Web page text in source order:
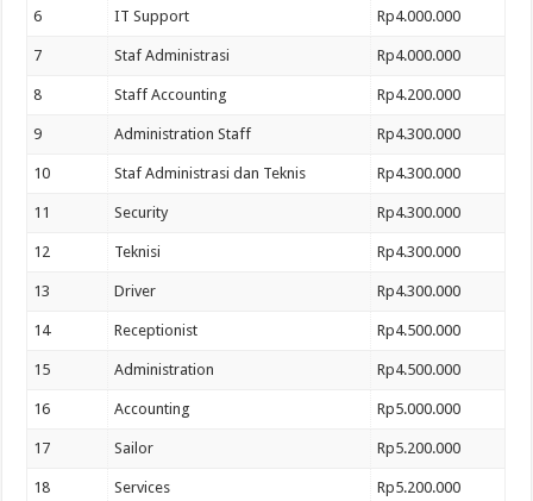
6 IT Support Rp4.000.000
7 Staf Administrasi Rp4.000.000
8 Staff Accounting Rp4.200.000
9 Administration Staff Rp4.300.000
10 Staf Administrasi dan Teknis Rp4.300.000
11 Security Rp4.300.000
12 Teknisi Rp4.300.000
13 Driver Rp4.300.000
14 Receptionist Rp4.500.000
15 Administration Rp4.500.000
16 Accounting Rp5.000.000
17 Sailor Rp5.200.000
18 Services Rp5.200.000